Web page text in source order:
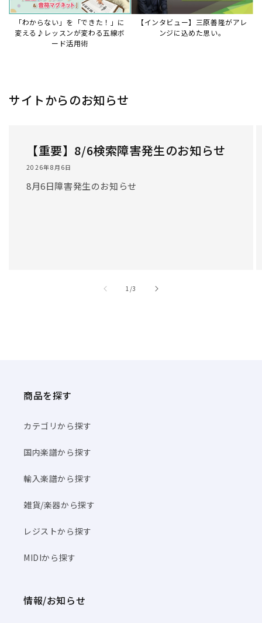
商品を探す
カテゴリから探す
国内楽譜から探す
輸入楽譜から探す
雑貨/楽器から探す
レジストから探す
MIDIから探す
情報/お知らせ